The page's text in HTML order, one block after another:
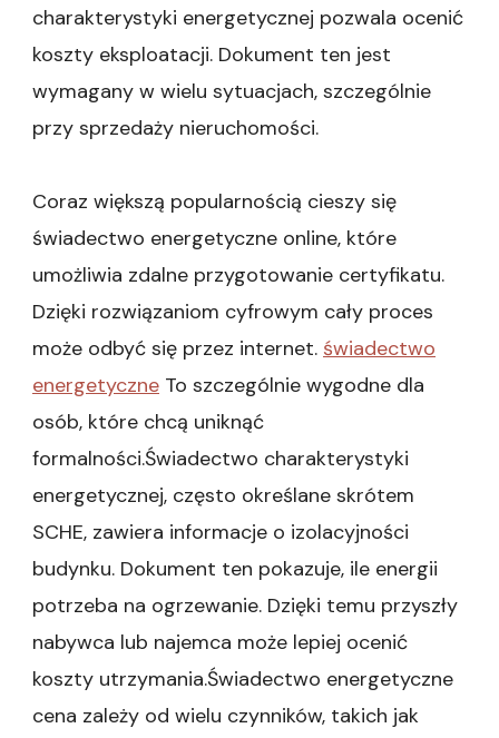
charakterystyki energetycznej pozwala ocenić
koszty eksploatacji. Dokument ten jest
wymagany w wielu sytuacjach, szczególnie
przy sprzedaży nieruchomości.
Coraz większą popularnością cieszy się
świadectwo energetyczne online, które
umożliwia zdalne przygotowanie certyfikatu.
Dzięki rozwiązaniom cyfrowym cały proces
może odbyć się przez internet. świadectwo
energetyczne To szczególnie wygodne dla
osób, które chcą uniknąć
formalności.Świadectwo charakterystyki
energetycznej, często określane skrótem
SCHE, zawiera informacje o izolacyjności
budynku. Dokument ten pokazuje, ile energii
potrzeba na ogrzewanie. Dzięki temu przyszły
nabywca lub najemca może lepiej ocenić
koszty utrzymania.Świadectwo energetyczne
cena zależy od wielu czynników, takich jak